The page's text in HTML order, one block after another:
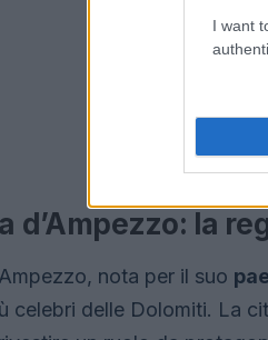
I want
d’Ampezzo: la
nota per il suo
celebri delle Dolomiti. La